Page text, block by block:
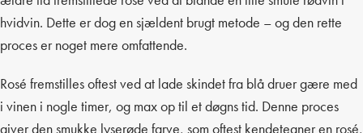
hvidvin. Dette er dog en sjældent brugt metode – og den rette
proces er noget mere omfattende.
Rosé fremstilles oftest ved at lade skindet fra blå druer gære med
i vinen i nogle timer, og max op til et døgns tid. Denne proces
giver den smukke lyserøde farve, som oftest kendetegner en rosé,